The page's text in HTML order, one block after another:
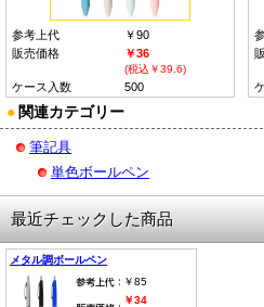
参考上代
￥90
販売価格
￥36
(税込￥39.6)
ケース入数 500
● 関連カテゴリー
筆記具
単色ボールペン
最近チェックした商品
メタル調ボールペン
￥85
￥34